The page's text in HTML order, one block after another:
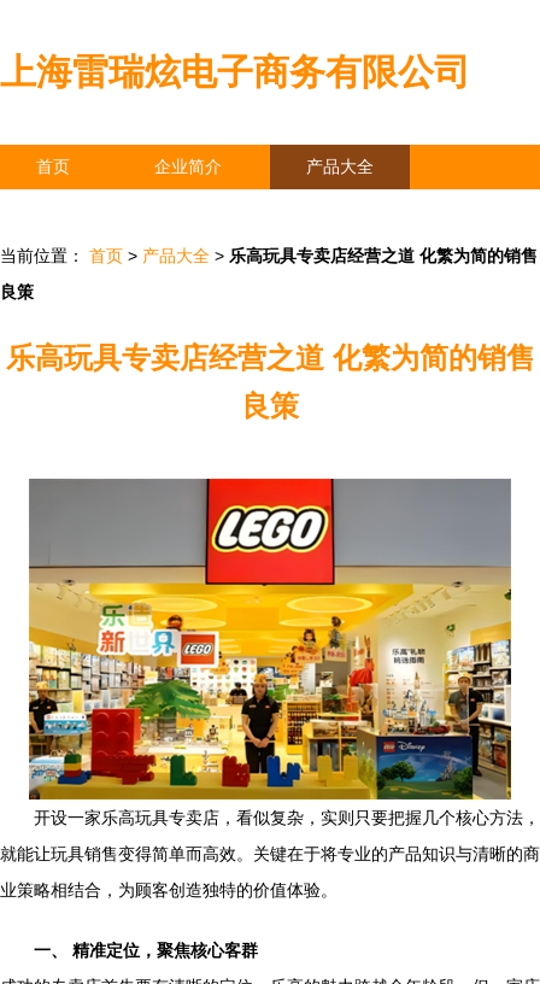
上海雷瑞炫电子商务有限公司
首页 企业简介 产品大全
当前位置： 首页 > 产品大全 > 乐高玩具专卖店经营之道 化繁为简的销售
良策
乐高玩具专卖店经营之道 化繁为简的销售
良策
开设一家乐高玩具专卖店，看似复杂，实则只要把握几个核心方法，
就能让玩具销售变得简单而高效。关键在于将专业的产品知识与清晰的商
业策略相结合，为顾客创造独特的价值体验。
一、 精准定位，聚焦核心客群